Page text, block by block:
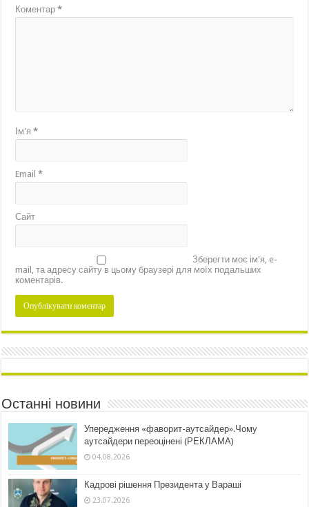
Коментар*
Ім'я*
Email*
Сайт
Зберегти моє ім'я, e-
mail, та адресу сайту в цьому браузері для моїх подальших
коментарів.
Останні новини
Упередження «фаворит-аутсайдер».Чому
аутсайдери переоцінені (РЕКЛАМА)
04.08.2026
Кадрові рішення Президента у Вараші
23.07.2026